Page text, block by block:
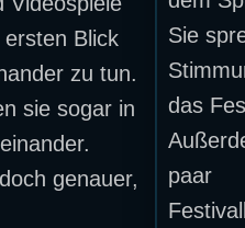
Blick
zu tun.
sie sogar in
genauer,
Sie
das
paar